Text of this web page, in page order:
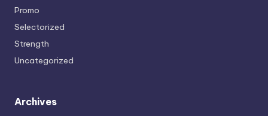
Promo
Selectorized
Strength
Uncategorized
Archives